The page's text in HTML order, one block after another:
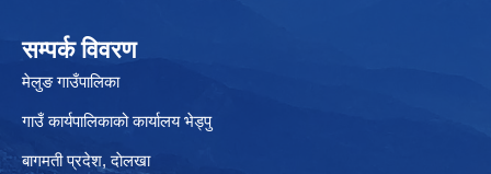
सम्पर्क विवरण
मेलुङ गाउँपालिका
गाउँ कार्यपालिकाको कार्यालय भेड्पु
बागमती प्रदेश, दाेलखा